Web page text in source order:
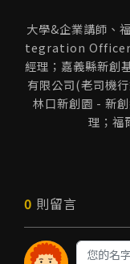
大學&企業講師、
tegration Officer,
經理；嘉義縣新創
有限公司(老司機
林口新創園 - 新
理；福
0 則留言